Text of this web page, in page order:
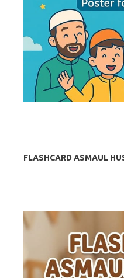
FLASHCARD ASMAUL